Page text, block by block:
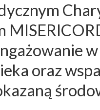
oraz